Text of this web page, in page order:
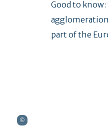
Good to
part of the